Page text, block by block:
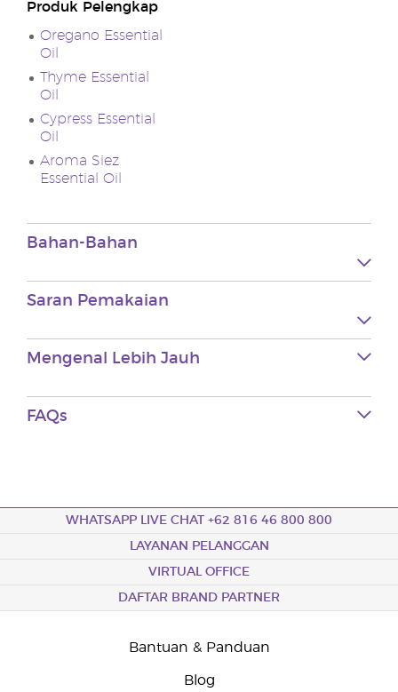
Produk Pelengkap
Oregano Essential
Oil
Thyme Essential
Oil
Cypress Essential
Oil
Aroma Siez
Essential Oil
Bahan-Bahan
Saran Pemakaian
Mengenal Lebih Jauh
FAQs
WHATSAPP LIVE CHAT +62 816 46 800 800
LAYANAN PELANGGAN
VIRTUAL OFFICE
DAFTAR BRAND PARTNER
Bantuan & Panduan
Blog